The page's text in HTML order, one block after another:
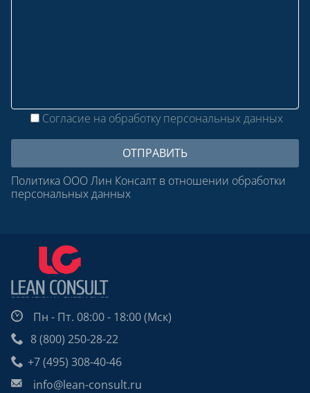
Согласие на обработку персональных данных
Политика ООО Лин Консалт в отношении обработки
персональных данных
Пн - Пт. 08:00 - 18:00 (Мск)
8 (800) 250-28-22
+7 (495) 308-40-46
info@lean-consult.ru